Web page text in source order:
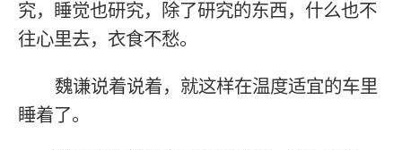
究，睡觉也研究，除了研究的东西，什么也不
往心里去，衣食不愁。
魏谦说着说着，就这样在温度适宜的车里
睡着了。